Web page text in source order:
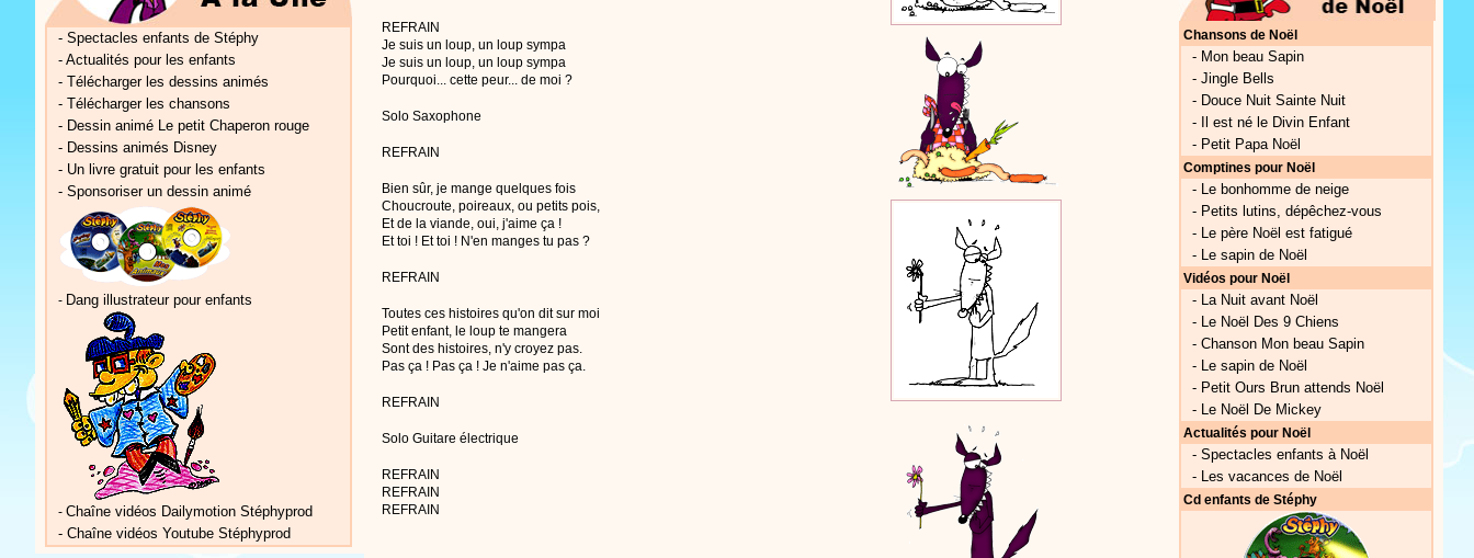
- Spectacles enfants de Stéphy
- Actualités pour les enfants
- Télécharger les dessins animés
- Télécharger les chansons
- Dessin animé Le petit Chaperon rouge
- Dessins animés Disney
- Un livre gratuit pour les enfants
- Sponsoriser un dessin animé
- Dang illustrateur pour enfants
- Chaîne vidéos Dailymotion Stéphyprod
- Chaîne vidéos Youtube Stéphyprod
Chansons de Noël
- Mon beau Sapin
- Jingle Bells
- Douce Nuit Sainte Nuit
-
Il est né le Divin Enfant
- Petit Papa Noël
Comptines pour Noël
- Le bonhomme de neige
- Petits lutins, dépêchez-vous
- Le père Noël est fatigué
- Le sapin de Noël
Vidéos pour Noël
- La Nuit avant Noël
- Le Noël Des 9 Chiens
- Chanson Mon beau Sapin
- Le sapin de Noël
- Petit Ours Brun attends Noël
- Le Noël De Mickey
Actualités pour Noël
- Spectacles enfants à Noël
- Les vacances de Noël
Cd enfants de Stéphy
REFRAIN
Je suis un loup, un loup sympa
Je suis un loup, un loup sympa
Pourquoi... cette peur... de moi ?
Solo Saxophone
REFRAIN
Bien sûr, je mange quelques fois
Choucroute, poireaux, ou petits pois,
Et de la viande, oui, j'aime ça !
Et toi ! Et toi ! N'en manges tu pas ?
REFRAIN
Toutes ces histoires qu'on dit sur moi
Petit enfant, le loup te mangera
Sont des histoires, n'y croyez pas.
Pas ça ! Pas ça ! Je n'aime pas ça.
REFRAIN
Solo Guitare électrique
REFRAIN
REFRAIN
REFRAIN